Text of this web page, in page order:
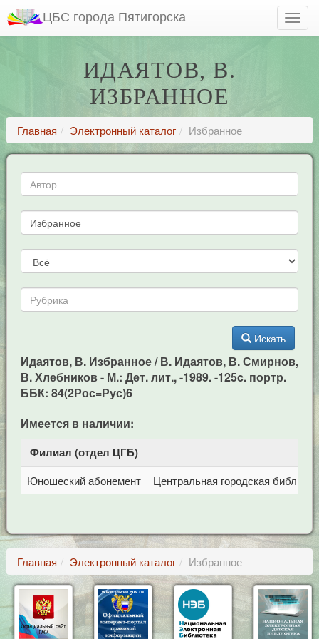
ЦБС города Пятигорска
ИДАЯТОВ, В.
ИЗБРАННОЕ
Главная Электронный каталог Избранное
Искать
Идаятов, В. Избранное / В. Идаятов, В. Смирнов,
В. Хлебников - М.: Дет. лит., -1989. -125c. портр.
ББК: 84(2Рос=Рус)6
Имеется в наличии:
Филиал (отдел ЦГБ)
Юношеский абонемент Центральная городская
Главная Электронный каталог Избранное